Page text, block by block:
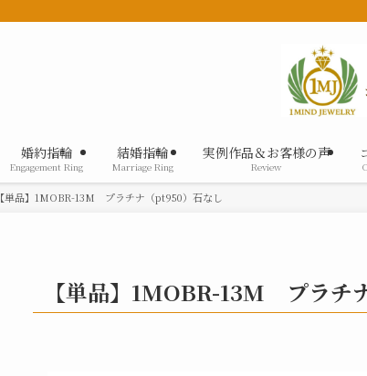
婚約指輪
Engagement Ring
結婚指輪
Marriage Ring
実例作品＆お客様の声
Review
【単品】1MOBR-13M プラチナ（pt950）石なし
【単品】1MOBR-13M プラチ